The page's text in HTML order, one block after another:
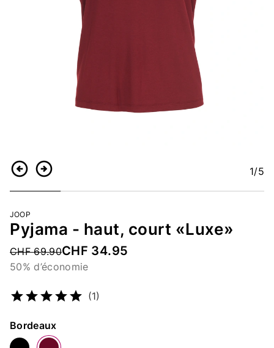
RetourContinuer 1/5
JOOP
Pyjama - haut, court «Luxe»
Price reduced from
CHF 69.90CHF 34.95
50% d’économie
(1)
Couleur
Bordeaux